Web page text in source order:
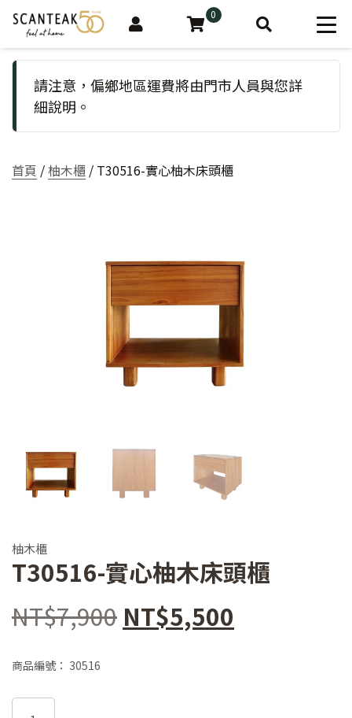
0
請注意，偏鄉地區運費將由門市人員與您詳
細說明。
首頁 /柚木櫃 / T30516-實心柚木床頭櫃
柚木櫃
T30516-實心柚木床頭櫃
NT$7,900 原
NT$5,500
商品編號： 30516
T30516-